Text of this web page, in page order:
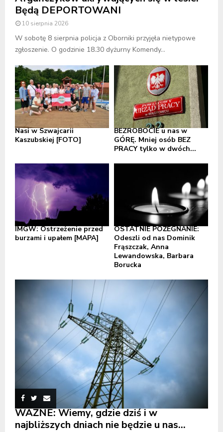
Będą DEPORTOWANI
10 sierpnia 2026
W sobotę 8 sierpnia policja z Oborniki przyjęła nietypowe
zgłoszenie. O godzinie 18.30 dyżurny Komendy...
Nasi w Szwajcarii
Kaszubskiej [FOTO]
BEZROBOCIE u nas w
GÓRĘ. Mniej osób BEZ
PRACY tylko w dwóch...
IMGW: Ostrzeżenie przed
burzami i upałem [MAPA]
OSTATNIE POŻEGNANIE:
Odeszli od nas Dominik
Frąszczak, Anna
Lewandowska, Barbara
Borucka
WAŻNE: Wiemy, gdzie dziś i w
najbliższych dniach nie będzie u nas...